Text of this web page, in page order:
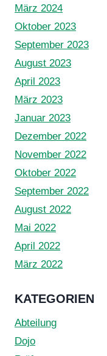
März 2024
Oktober 2023
September 2023
August 2023
April 2023
März 2023
Januar 2023
Dezember 2022
November 2022
Oktober 2022
September 2022
August 2022
Mai 2022
April 2022
März 2022
KATEGORIEN
Abteilung
Dojo